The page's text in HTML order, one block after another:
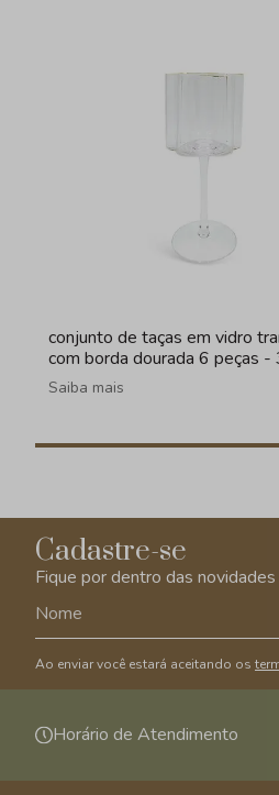
conjunto de taças em vidro
com borda dourada 6 peças
Saiba mais
Cadastre-se
Fique por dentro das novidades
Ao enviar você estará aceitando os
Horário de Atendimento